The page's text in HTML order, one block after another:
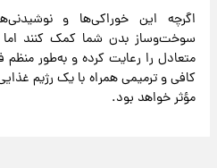
اگرچه این خوراکی‌ها و
سوخت‌وساز بدن شما کمک کنند
متعادل را رعایت کرده و به‌طور
کافی و ترمیمی همراه با یک رژیم
مؤثر خواهد بود.